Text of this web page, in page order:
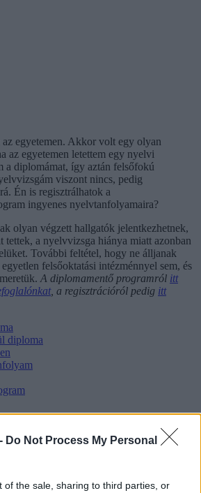
Do Not Process My Personal
of the sale, sharing to third parties, or
az egyetemen. Akkor volt egy olyan
az egyetemen letettem egy nyelvi
a diplomámat, így aztán felsőfokú
viszont nincs, pedig
Én is regisztrálhatok a
ingyenes nyelvtanfolyamaira?
olyan végzett hallgatók jelentkezhetnek,
tettek, a nyelvvizsga hiánya miatt azonban
További feltétel, hogy ne álljanak
felsőoktatási intézménnyel sem, és
A diplomamentő programról itt
, a regisztrációról pedig itt
diploma